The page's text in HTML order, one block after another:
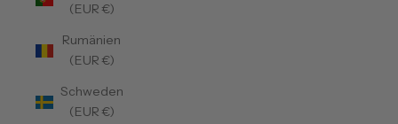
(EUR €)
Rumänien
(EUR €)
Schweden
(EUR €)